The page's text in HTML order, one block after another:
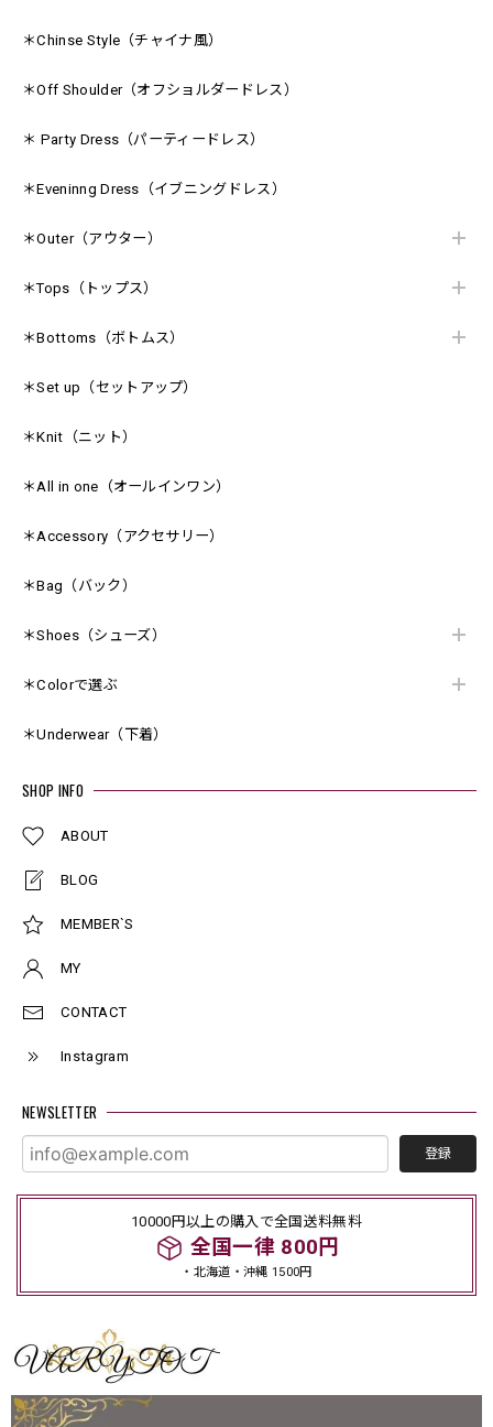
＊Chinse Style（チャイナ風）
＊Off Shoulder（オフショルダードレス）
＊ Party Dress（パーティードレス）
＊Eveninng Dress（イブニングドレス）
＊Outer（アウター）
＊Tops（トップス）
＊Bottoms（ボトムス）
＊Set up（セットアップ）
＊Knit（ニット）
＊All in one（オールインワン）
＊Accessory（アクセサリー）
＊Bag（バック）
＊Shoes（シューズ）
＊Colorで選ぶ
＊Underwear（下着）
SHOP INFO
ABOUT
BLOG
MEMBER`S
MY
CONTACT
Instagram
NEWSLETTER
登録
10000円以上の購入で全国送料無料
全国一律 800円
・北海道・沖縄 1500円